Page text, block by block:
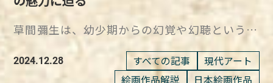
も兄に従って脱会することになりました。 こ
の事件が影響し、国観の『絵踏』は展覧会の会
場から撤去されることとなり、実際に展示され
たのは開幕初日からわずか4日間だけでした。
『絵踏』が展覧会から撤去されたことから、こ
で新たな転機が訪れた時期に制作された作品で
す。 1883年、モネは妻カミーユを亡くした
後、アリス・オシュデとその子供たちとともに
ジヴェルニーに移り住みました。 この地での
穏やかな暮らしと、新しい家族との日常は、モ
った『白桃や』『南枝王春』とは 作品名：白
桃や 作者：竹久夢二 制作年：1929年 技法・材
質： 寸法：118.8×35.8cm 所蔵：竹久夢二美
術館 作品名：南枝王春 作者：竹久夢二 制作
草間彌生は、幼少期からの幻覚や幻聴という苦
難をアートで昇華し、世界的な現代アーティス
トとして不動の地位を築きました。 その作品
群の中でも、「かぼちゃシリーズ」は彼女の代
2024.12.28 すべての記事
現代アート
絵画作品解説
日本絵画作品